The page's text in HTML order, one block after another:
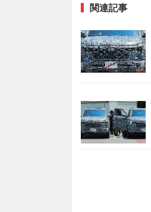
関連記事